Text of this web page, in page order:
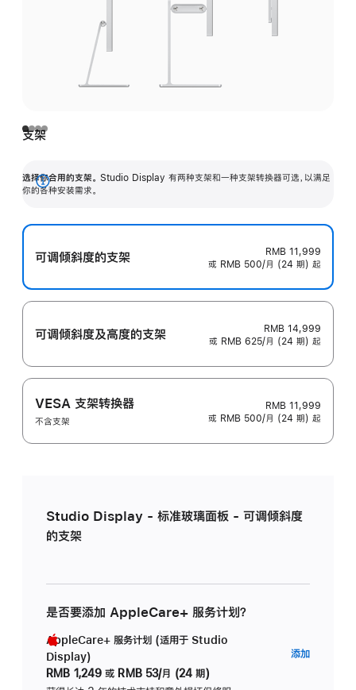
支架
选择你合用的支架。 Studio Display 有两种支架和一种支架转换器可选，以满足
你的各种安装需求。
展
可调倾斜度的支架
RMB 11,999
或 RMB 500/月 (24 期) 起
可调倾斜度及高‍度的支‍架
RMB 14,999
或 RMB 625/月 (24 期) 起
VESA 支架转换器
不含支架
RMB 11,999
或 RMB 500/月 (24 期) 起
Studio Display - 标准玻璃面板 - 可调倾斜度
的支架
是否要添加 AppleCare+ 服务计划？
AppleCare+ 服务计划 (适用于 Studio
Display)
RMB 1,249 或 RMB 53/月 (24 期)
添加